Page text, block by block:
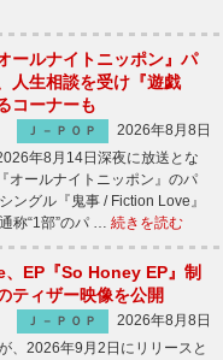
ールナイトニッポン』パ
人生相談を受け『遊戯
コーナーも
Ｊ－ＰＯＰ
2026年8月8日
年8月14日深夜に放送とな
オールナイトニッポン』のパ
グル『鬼事 / Fiction Love』
称“1部”のパ … 続きを読む
EP『So Honey EP』制
ティザー映像を公開
Ｊ－ＰＯＰ
2026年8月8日
、2026年9月2日にリリースと